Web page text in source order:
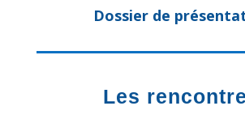
Dossier de
Les